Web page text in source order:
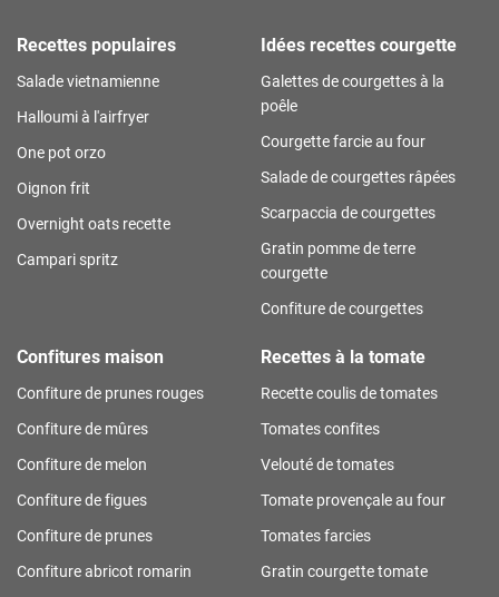
Recettes populaires
Salade vietnamienne
Halloumi à l'airfryer
One pot orzo
Oignon frit
Overnight oats recette
Campari spritz
Idées recettes courgette
Galettes de courgettes à la
poêle
Courgette farcie au four
Salade de courgettes râpées
Scarpaccia de courgettes
Gratin pomme de terre
courgette
Confiture de courgettes
Confitures maison
Confiture de prunes rouges
Confiture de mûres
Confiture de melon
Confiture de figues
Confiture de prunes
Confiture abricot romarin
Recettes à la tomate
Recette coulis de tomates
Tomates confites
Velouté de tomates
Tomate provençale au four
Tomates farcies
Gratin courgette tomate